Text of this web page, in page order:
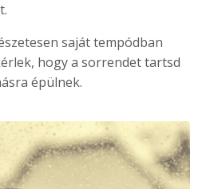
saját tempódban
hogy a sorrendet tartsd
épülnek.